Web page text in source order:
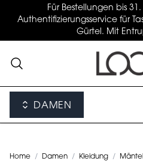
Für Bestellungen bis
Authentifizierungsservice für
Gürtel. Mit
DAMEN
Home / Damen / Kleidung /